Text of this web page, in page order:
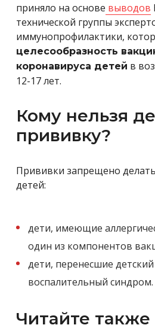
приняло на основе выводов
технической группы
иммунопрофилактики,
целесообразность
коронавируса детей в
12-17 лет.
Кому нельзя
прививку?
Прививки запрещено
детей:
дети, имеющие
один из компонентов
дети, перенесшие
воспалительный синдром.
Читайте также